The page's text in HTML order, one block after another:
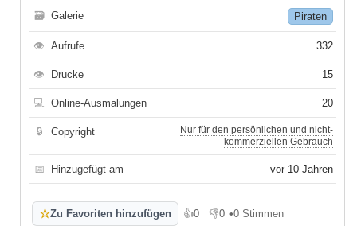
🗃 Galerie Piraten
👁 Aufrufe 332
👁 Drucke 15
💻 Online-Ausmalungen 20
🔒 Copyright
Nur für den persönlichen und nicht-
kommerziellen Gebrauch
📅 Hinzugefügt am vor 10 Jahren
☆Zu Favoriten hinzufügen 👍0
Gefällt mir
👎0
Gefällt mir nicht
•0 Stimmen